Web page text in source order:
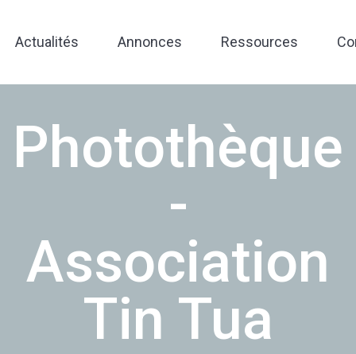
Actualités Annonces Ressources
Photothèque
-
Association
Tin Tua